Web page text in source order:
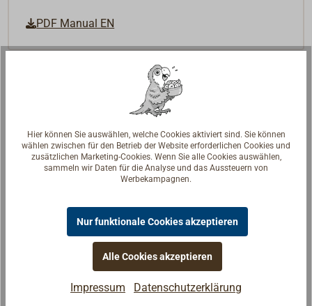
PDF Manual EN
Fragen zum Artikel?
Hier können Sie auswählen, welche Cookies aktiviert sind. Sie können
wählen zwischen für den Betrieb der Website erforderlichen Cookies und
zusätzlichen Marketing-Cookies. Wenn Sie alle Cookies auswählen,
sammeln wir Daten für die Analyse und das Aussteuern von
Werbekampagnen.
Nur funktionale Cookies akzeptieren
Alle Cookies akzeptieren
Impressum Datenschutzerklärung